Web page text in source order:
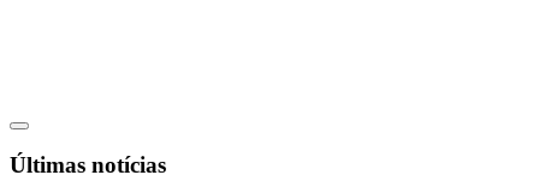
Últimas notícias